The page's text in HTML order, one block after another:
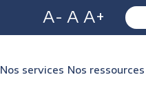
A- A A+
Nos services Nos ressources